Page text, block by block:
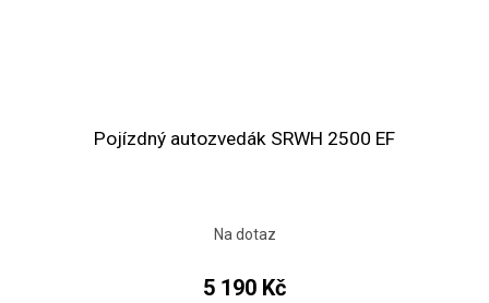
Pojízdný autozvedák SRWH 2500 EF
Na dotaz
5 190 Kč